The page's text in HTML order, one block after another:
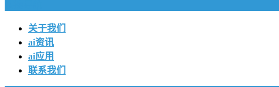
关于我们
ai资讯
ai应用
联系我们